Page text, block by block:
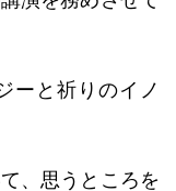
ーと祈りのイノ
、思うところを